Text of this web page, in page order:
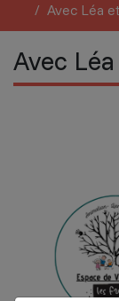
Avec Léa
Avec